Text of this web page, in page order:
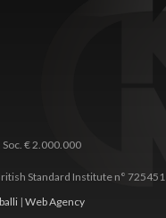
Soc. € 2.000.000
Standard Institute n° 725451
| Web Agency